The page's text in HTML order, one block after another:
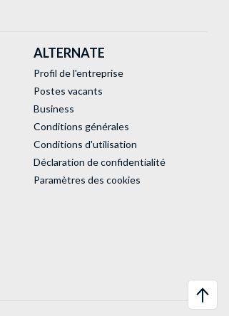
ALTERNATE
Profil de l'entreprise
Postes vacants
Business
Conditions générales
Conditions d'utilisation
Déclaration de confidentialité
Paramètres des cookies